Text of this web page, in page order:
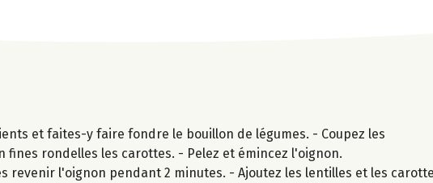
et faites-y faire fondre le bouillon de légumes. - Coupez les
fines rondelles les carottes. - Pelez et émincez l'oignon.
revenir l'oignon pendant 2 minutes. - Ajoutez les lentilles et les